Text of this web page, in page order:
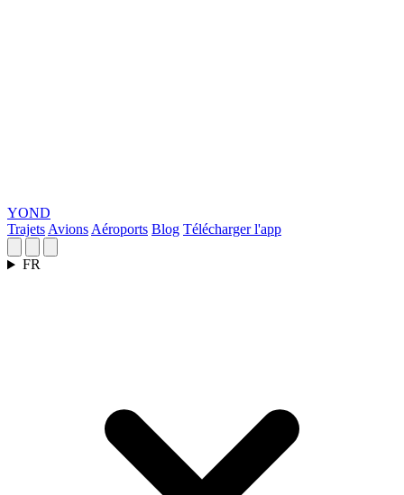
YOND
Trajets Avions Aéroports Blog Télécharger l'app
FR